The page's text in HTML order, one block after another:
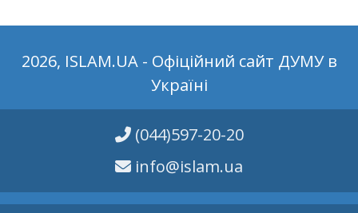
2026, ISLAM.UA - Офіційний сайт ДУМУ в
Україні
(044)597-20-20
info@islam.ua